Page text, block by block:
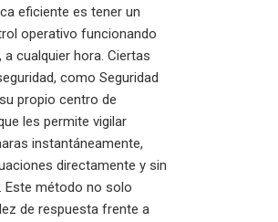
eficiente es tener un
operativo funcionando
cualquier hora. Ciertas
como Seguridad
propio centro de
les permite vigilar
instantáneamente,
directamente y sin
Este método no solo
de respuesta frente a